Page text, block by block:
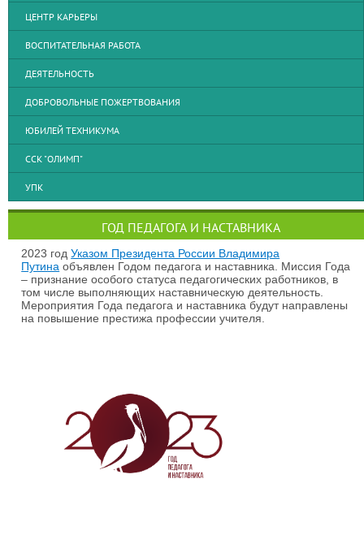
ЦЕНТР КАРЬЕРЫ
ВОСПИТАТЕЛЬНАЯ РАБОТА
ДЕЯТЕЛЬНОСТЬ
ДОБРОВОЛЬНЫЕ ПОЖЕРТВОВАНИЯ
ЮБИЛЕЙ ТЕХНИКУМА
ССК "ОЛИМП"
УПК
ГОД ПЕДАГОГА И НАСТАВНИКА
2023 годУказом Президента России Владимира
Путина объявлен Годом педагога и наставника. Миссия Года
– признание особого статуса педагогических работников, в
том числе выполняющих наставническую деятельность.
Мероприятия Года педагога и наставника будут направлены
на повышение престижа профессии учителя.